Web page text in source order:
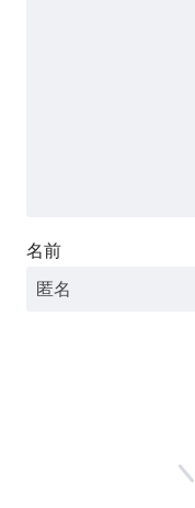
名前